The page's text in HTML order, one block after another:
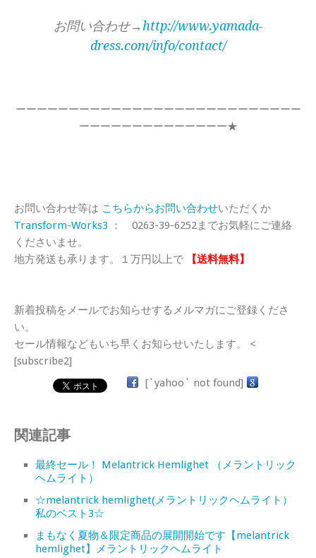
お問い合わせ→http://www.yamada-
dress.com/info/contact/
ーーーーーーーーーーーーーーーーーーーーーーーーーーー
ーーーーーーーーーーーーーー★
お問い合わせ等は こちらからお問い合わせいただくか
Transform-Works3 ： 0263-39-6252までお気軽にご連絡
くださいませ。
地方発送も承ります。１万円以上で
【送料無料】
新着投稿をメールでお知らせするメルマガにご登録くださ
い。
セール情報などもいち早くお知らせいたします。 <
[subscribe2]
[`yahoo` not found]
関連記事
最終セール！ Melantrick Hemlighet （メラントリック
ヘムライト）
☆melantrick hemlighet(メラントリックヘムライト）
私のベスト3☆
まもなく夏物＆限定商品の展開開始です【melantrick
hemlighet】メラントリックヘムライト